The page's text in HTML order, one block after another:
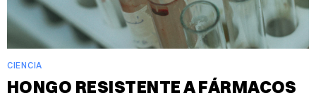
CIENCIA
HONGO RESISTENTE A FÁRMACOS